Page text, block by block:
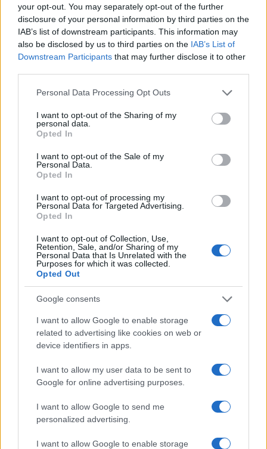
your opt-out. You may separately opt-out of the further
disclosure of your personal information by third parties on the
IAB’s list of downstream participants. This information may
also be disclosed by us to third parties on the IAB’s List of
Downstream Participants that may further disclose it to other
Please note that this website/app uses one or more Google
not limited to your visit or usage behaviour. You may click to
grant or deny consent to Google and its third-party tags to
use your data for below specified purposes in below Google
consent section.
Personal Data Processing Opt Outs
I want to opt-out of the Sharing of my
personal data.
Opted In
I want to opt-out of the Sale of my
Personal Data.
Opted In
I want to opt-out of processing my
Personal Data for Targeted Advertising.
Opted In
I want to opt-out of Collection, Use,
Retention, Sale, and/or Sharing of my
Personal Data that Is Unrelated with the
Purposes for which it was collected.
Opted Out
Google consents
I want to allow Google to enable storage
related to advertising like cookies on web or
device identifiers in apps.
I want to allow my user data to be sent to
Google for online advertising purposes.
I want to allow Google to send me
personalized advertising.
I want to allow Google to enable storage
verso il successo?
AUTORE
AiAdhubMedia
Continua a leggere
NEWS